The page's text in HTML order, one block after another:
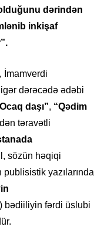
dərindən
inkişaf
İmamverdi
dərəcədə ədəbi
daşı”, “Qədim
təravətli
sözün həqiqi
yazılarında
bədiiliyin fərdi üslubi